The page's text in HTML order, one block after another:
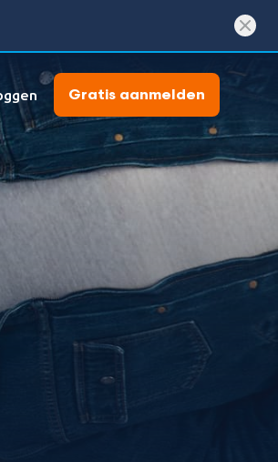
Gratis aanmelden